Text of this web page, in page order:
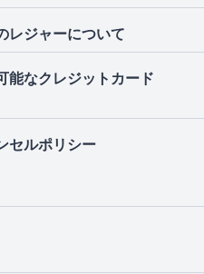
レジャーについて
能なクレジットカード
セルポリシー